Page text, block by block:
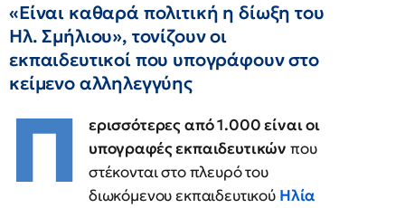
«Είναι καθαρά πολιτική η δίωξη του
Ηλ. Σμήλιου», τονίζουν οι
εκπαιδευτικοί που υπογράφουν στο
κείμενο αλληλεγγύης
Π
ερισσότερες από 1.000 είναι οι
υπογραφές εκπαιδευτικώνπου
στέκονται στο πλευρό του
διωκόμενου εκπαιδευτικού Ηλία